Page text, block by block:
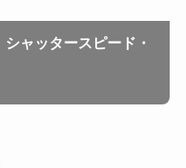
ャッタースピード・